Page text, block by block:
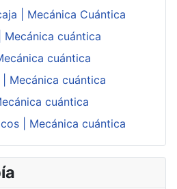
| Mecánica Cuántica
cuántica
cuántica
Mecánica cuántica
cuántica
| Mecánica cuántica